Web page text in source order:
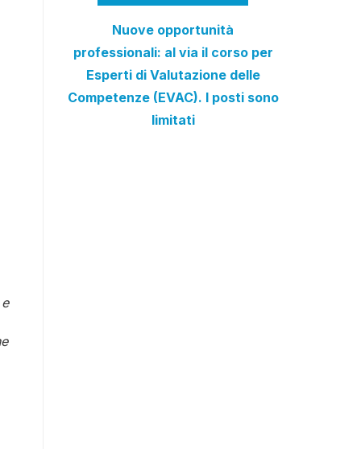
Nuove opportunità
professionali: al via il corso per
Esperti di Valutazione delle
Competenze (EVAC). I posti sono
limitati